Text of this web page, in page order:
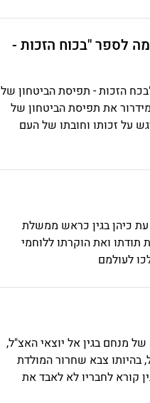
לספר "בכוח הזכות -
הזכות - תפיסת הביטחון של
את תפיסת הביטחון של
על זכותו וחובתו של העם
עיתון המסקר כנס חברי אצ"ל שנערך ב-16 בנובמבר 1978, עת כיהן בגין כראש ממשלת
ואת הוקרתו ללוחמי
לעולמם
מנחם בגין אל יוצאי האצ"ל,
בהיותו צבא שחרור המולדת
קורא לחבריו לא לאבד את